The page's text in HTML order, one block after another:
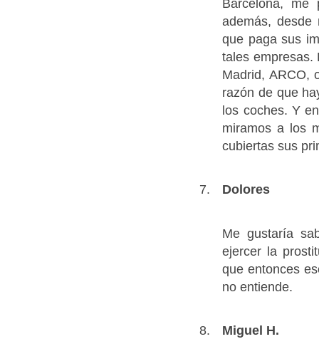
Barcelona, me
además,
que paga sus
tales empresas.
Madrid, ARCO,
razón de que
los coches. Y
miramos a los
cubiertas sus
Dolores
Me gustaría
ejercer la
que entonces
no entiende.
Miguel H.